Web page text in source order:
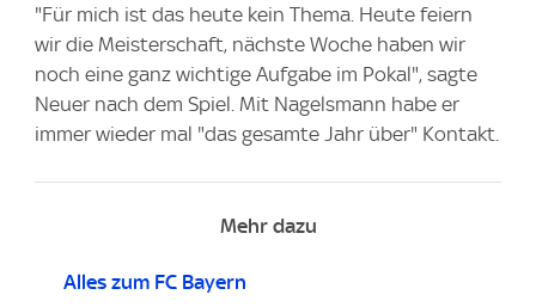
"Für mich ist das heute kein Thema. Heute feiern
wir die Meisterschaft, nächste Woche haben wir
noch eine ganz wichtige Aufgabe im Pokal", sagte
Neuer nach dem Spiel. Mit Nagelsmann habe er
immer wieder mal "das gesamte Jahr über" Kontakt.
Mehr dazu
Alles zum FC Bayern